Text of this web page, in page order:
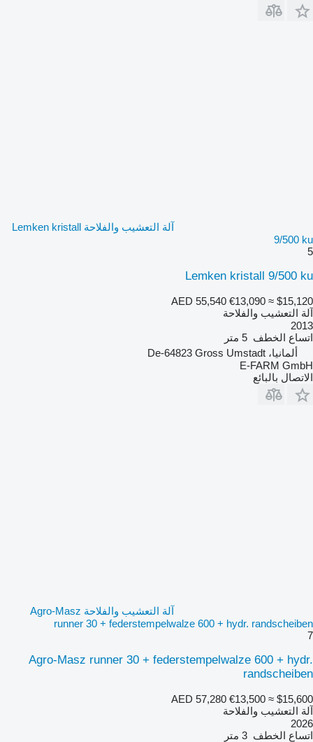
آلة التعشيب والفلاحة Lemken kristall
9/500 ku
5
Lemken kristall 9/500 ku
AED 55,540 €13,090 ≈ $15,120
آلة التعشيب والفلاحة
2013
اتساع الخطف 5 متر
ألمانيا، De-64823 Gross Umstadt
E-FARM GmbH
الاتصال بالبائع
آلة التعشيب والفلاحة Agro-Masz
runner 30 + federstempelwalze 600 + hydr. randscheiben
7
Agro-Masz runner 30 + federstempelwalze 600 + hydr.
randscheiben
AED 57,280 €13,500 ≈ $15,600
آلة التعشيب والفلاحة
2026
اتساع الخطف 3 متر